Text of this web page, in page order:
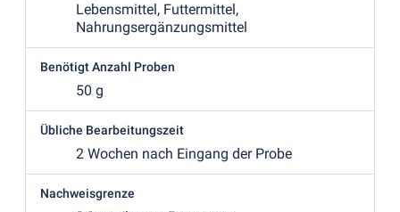
Lebensmittel, Futtermittel,
Nahrungsergänzungsmittel
Benötigt Anzahl Proben
50 g
Übliche Bearbeitungszeit
2 Wochen nach Eingang der Probe
Nachweisgrenze